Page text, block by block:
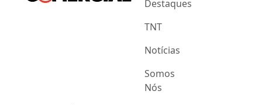
Destaques
TNT
Notícias
Somos
Nós